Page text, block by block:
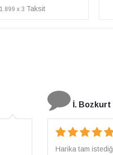
x 3
E.T
Pirlantami teslim